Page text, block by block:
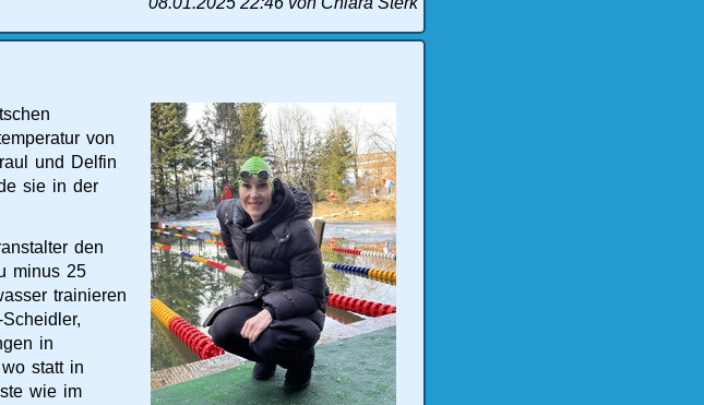
von
und Delfin
sie in der
den
minus 25
trainieren
in
statt in
wie im